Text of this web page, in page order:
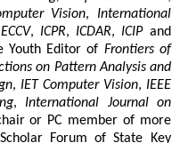
赛道冠军和最佳创新奖两
中国“春蕾计划”（困境女
珍珠计划”等 公益基金
”
Vision, International
ECCV, ICPR, ICDAR, ICIPand
Youth Editor of Frontiers of
on Pattern Analysis and
, IET Computer Vision, IEEE
, International Journal on
or PC member of more
Forum of State Key